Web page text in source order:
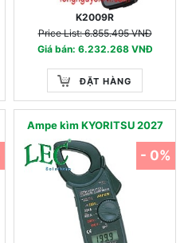
K2009R
Price List: 6.855.495 VNĐ
Giá bán: 6.232.268 VNĐ
ĐẶT HÀNG
Ampe kìm KYORITSU 2027
- 0%